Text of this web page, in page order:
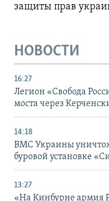
защиты прав
НОВОСТИ
16:27
Легион «Свобода
моста через
14:18
ВМС Украины
буровой установке
13:27
«На Кинбурне армия